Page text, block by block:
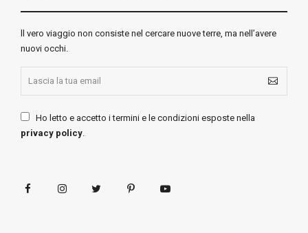
ll vero viaggio non consiste nel cercare nuove terre, ma nell’avere
nuovi occhi.
Ho letto e accetto i termini e le condizioni esposte nella
privacy policy